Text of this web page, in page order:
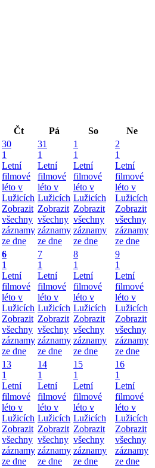
Čt Pá So
Ne
30
1
Letní
filmové
léto v
Lužicích
Zobrazit
všechny
záznamy
ze dne
31
1
Letní
filmové
léto v
Lužicích
Zobrazit
všechny
záznamy
ze dne
1
1
Letní
filmové
léto v
Lužicích
Zobrazit
všechny
záznamy
ze dne
2
1
Letní
filmové
léto v
Lužicích
Zobrazit
všechny
záznamy
ze dne
6
1
Letní
filmové
léto v
Lužicích
Zobrazit
všechny
záznamy
ze dne
7
1
Letní
filmové
léto v
Lužicích
Zobrazit
všechny
záznamy
ze dne
8
1
Letní
filmové
léto v
Lužicích
Zobrazit
všechny
záznamy
ze dne
9
1
Letní
filmové
léto v
Lužicích
Zobrazit
všechny
záznamy
ze dne
13
1
Letní
filmové
léto v
Lužicích
Zobrazit
všechny
záznamy
ze dne
14
1
Letní
filmové
léto v
Lužicích
Zobrazit
všechny
záznamy
ze dne
15
1
Letní
filmové
léto v
Lužicích
Zobrazit
všechny
záznamy
ze dne
16
1
Letní
filmové
léto v
Lužicích
Zobrazit
všechny
záznamy
ze dne